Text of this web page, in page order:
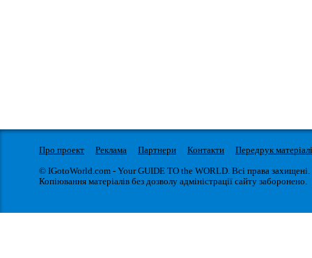
Про проект Реклама Партнери Контакти
Передрук
© IGotoWorld.com - Your GUIDE TO the WORLD. Всі права захищені.
Копіювання матеріалів без дозволу адміністрації сайту заборонено.